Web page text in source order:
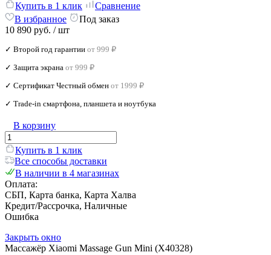
Купить в 1 клик
Сравнение
В избранное
Под заказ
10 890 руб. / шт
✓ Второй год гарантии от 999 ₽
✓ Защита экрана от 999 ₽
✓ Сертификат Честный обмен от 1999 ₽
✓ Trade‑in смартфона, планшета и ноутбука
В корзину
Купить в 1 клик
Все способы доставки
В наличии в 4 магазинах
Оплата:
СБП, Карта банка, Карта Халва
Кредит/Рассрочка, Наличные
Ошибка
Закрыть окно
Массажёр Xiaomi Massage Gun Mini (X40328)